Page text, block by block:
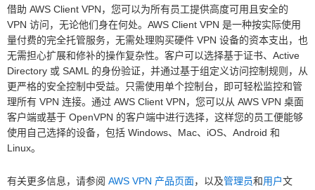
借助 AWS Client VPN，您可以为所有员工提供高度可用且安全的
VPN 访问，无论他们身在何处。AWS Client VPN 是一种按实际使用
量付费的完全托管服务，无需处理购买硬件 VPN 设备的资本支出，也
无需担心扩展和修补的操作复杂性。客户可以选择基于证书、Active
Directory 或 SAML 的身份验证，并通过基于组定义访问控制规则，从
更严格的安全控制中受益。只需使用单个控制台，即可轻松监控和管
理所有 VPN 连接。通过 AWS Client VPN，您可以从 AWS VPN 桌面
客户端或基于 OpenVPN 的客户端中进行选择，这样您的员工便能够
使用自己选择的设备，包括 Windows、Mac、iOS、Android 和
Linux。
有关更多信息，请参阅 AWS VPN 产品页面，以及管理员和用户文